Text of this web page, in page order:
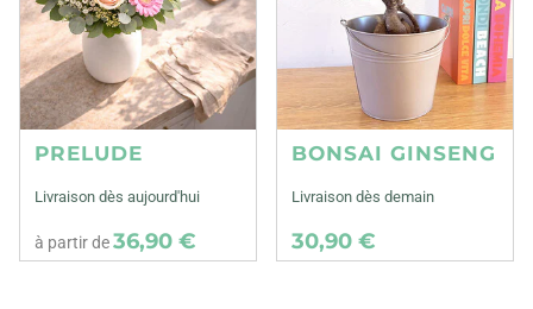
PRELUDE
Livraison dès aujourd'hui
à partir de36,90 €
BONSAI GINSENG
Livraison dès demain
30,90 €